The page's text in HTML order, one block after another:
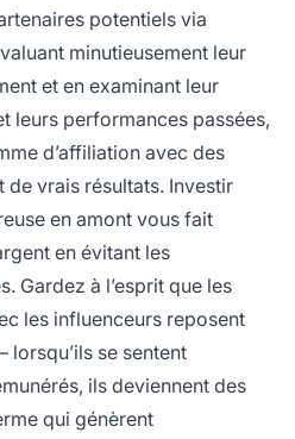
potentiels via
minutieusement leur
et en examinant leur
leurs performances passées,
d’affiliation avec des
de vrais résultats. Investir
en amont vous fait
en évitant les
Gardez à l’esprit que les
les influenceurs reposent
se sentent
ils deviennent des
qui génèrent